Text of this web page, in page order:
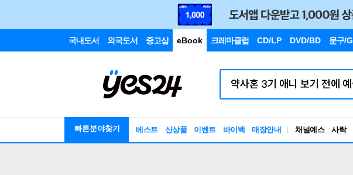
국내도서 외국도서 중고샵 eBook 크레마클럽 CD/LP DVD/BD 문구/
빠른분야찾기 베스트 신상품 이벤트 바이백 매장안내 채널예스 사락